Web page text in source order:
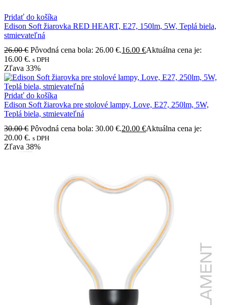
Pridať do košíka
Edison Soft žiarovka RED HEART, E27, 150lm, 5W, Teplá biela,
stmievateľná
26.00€ Pôvodná cena bola: 26.00 €.16.00 €Aktuálna cena je:
16.00 €. s DPH
Zľava 33%
Pridať do košíka
Edison Soft žiarovka pre stolové lampy, Love, E27, 250lm, 5W,
Teplá biela, stmievateľná
30.00€ Pôvodná cena bola: 30.00 €.20.00 €Aktuálna cena je:
20.00 €. s DPH
Zľava 38%